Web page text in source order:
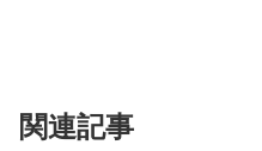
関連記事